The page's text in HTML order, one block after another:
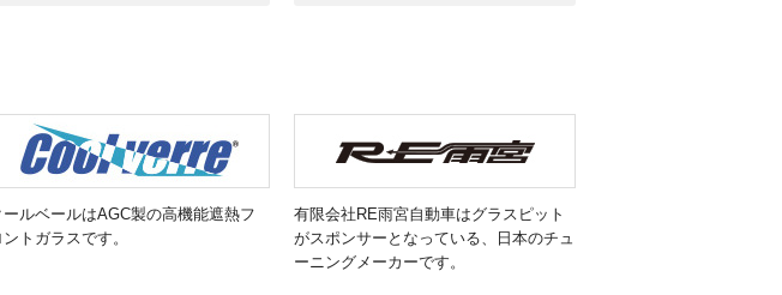
ールベールはAGC製の高機能遮熱フ
ントガラスです。
有限会社RE雨宮自動車はグラスピット
がスポンサーとなっている、日本のチュ
ーニングメーカーです。